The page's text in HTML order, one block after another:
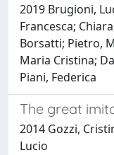
2019 Brugioni,
Francesca;
Borsatti; Pietro,
Maria Cristina;
Piani, Federica
The great
2014 Gozzi,
Lucio